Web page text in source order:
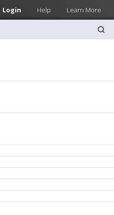
Login Help Learn More